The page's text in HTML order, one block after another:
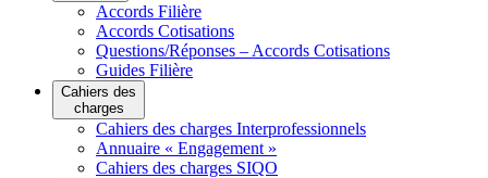
Accords Filière
Accords Cotisations
Questions/Réponses – Accords Cotisations
Guides Filière
Cahiers des
charges
Cahiers des charges Interprofessionnels
Annuaire « Engagement »
Cahiers des charges SIQO